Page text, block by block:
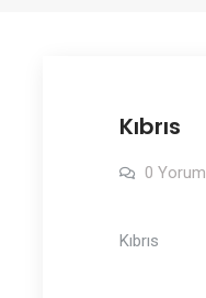
Kıbrıs
0 Yorum
Kıbrıs